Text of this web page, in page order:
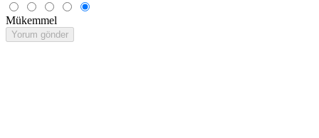
Mükemmel